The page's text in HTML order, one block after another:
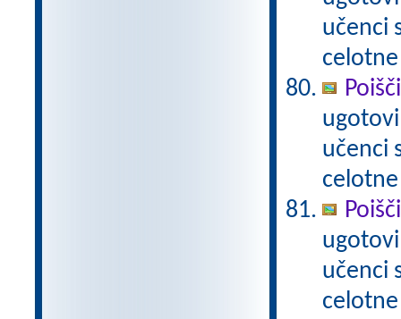
učenci
učenci
učenci